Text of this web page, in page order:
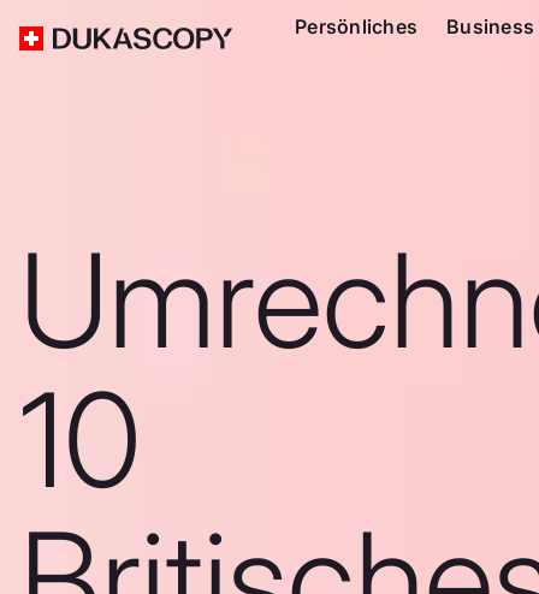
Persönliches Business
10